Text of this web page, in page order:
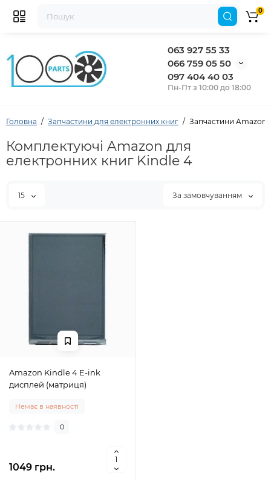
063 927 55 33
066 759 05 50
097 404 40 03
Пн-Пт з 10:00 до 18:00
0
Головна Запчастини для електронних книг Запчастини Amazon
Комплектуючі Amazon для
електронних книг Kindle 4
15 За замовчуванням
Amazon Kindle 4 E-ink
дисплей (матриця)
Немає в наявності
0
1049 грн.